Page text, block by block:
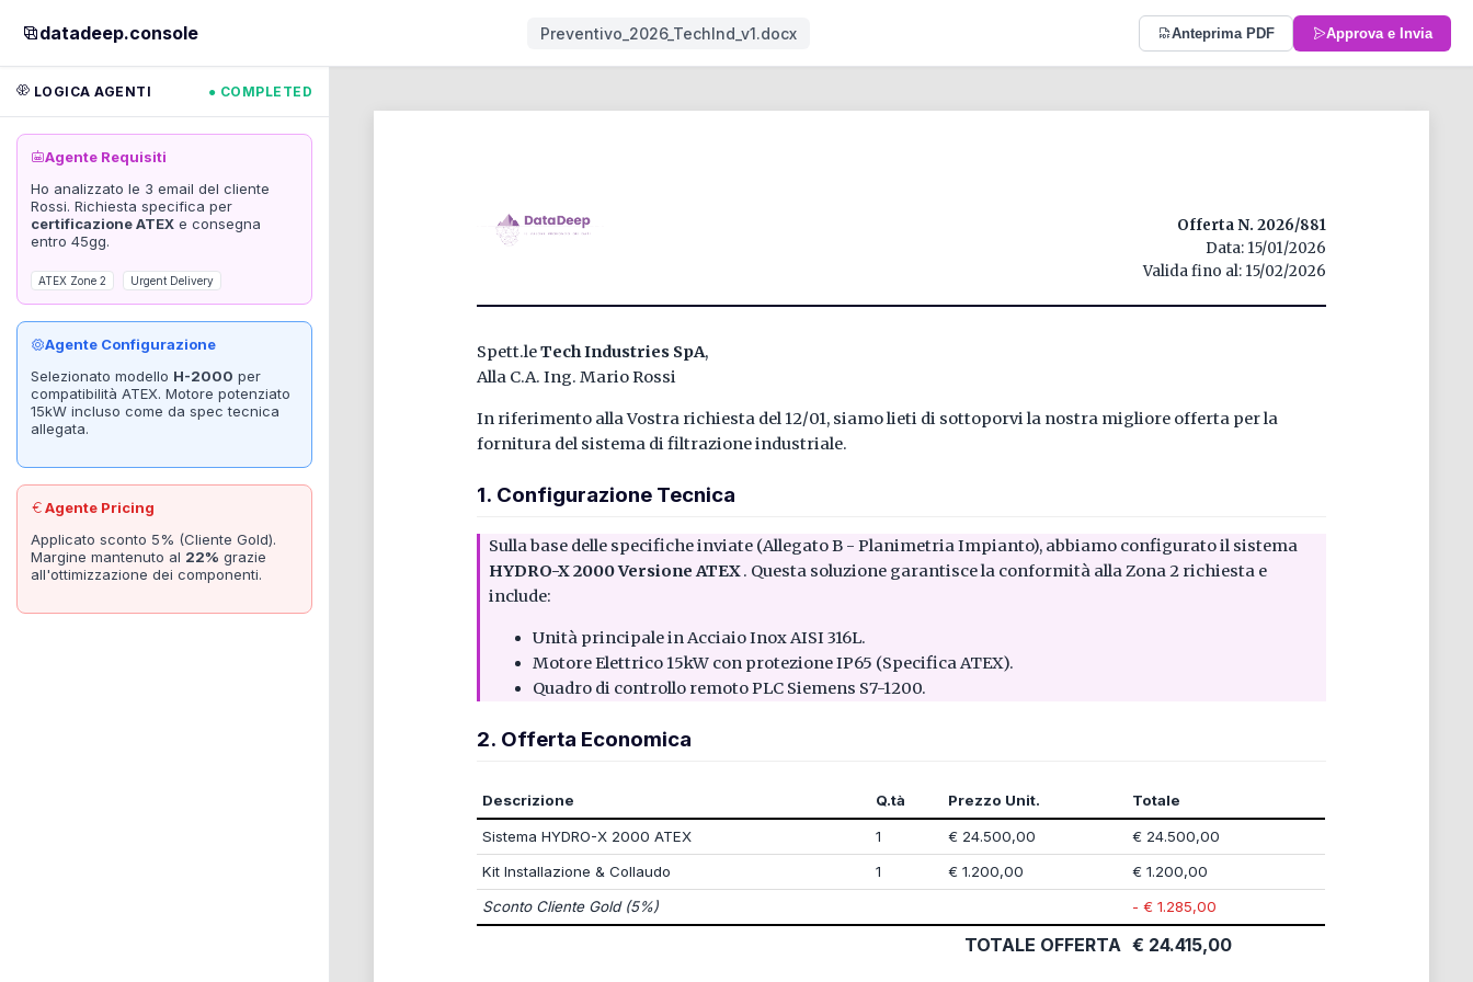
datadeep.console Preventivo_2026_TechInd_v1.docx Anteprima PDF Approva e Invia
LOGICA AGENTI ● COMPLETED
Agente Requisiti
Ho analizzato le 3 email del cliente
Rossi. Richiesta specifica per
certificazione ATEX e consegna
entro 45gg.
ATEX Zone 2 Urgent Delivery
Agente Configurazione
Selezionato modello H-2000 per
compatibilità ATEX. Motore potenziato
15kW incluso come da spec tecnica
allegata.
Agente Pricing
Applicato sconto 5% (Cliente Gold).
Margine mantenuto al 22% grazie
all'ottimizzazione dei componenti.
Offerta N. 2026/881
Data: 15/01/2026
Spett.leTech Industries SpA,
Alla C.A. Ing. Mario Rossi
In riferimento alla Vostra richiesta del 12/01, siamo lieti di sottoporvi la nostra migliore offerta per la
fornitura del sistema di filtrazione industriale.
1. Configurazione Tecnica
HYDRO-X 2000 Versione ATEX. Questa soluzione garantisce la conformità alla Zona 2 richiesta e
include:
Unità principale in Acciaio Inox AISI 316L.
Motore Elettrico 15kW con protezione IP65 (Specifica ATEX).
Quadro di controllo remoto PLC Siemens S7-1200.
2. Offerta Economica
Descrizione Q.tà Prezzo Unit. Totale
Sistema HYDRO-X 2000 ATEX 1 € 24.500,00
€ 24.500,00
Kit Installazione & Collaudo
1 € 1.200,00
€ 1.200,00
Sconto Cliente Gold (5%)
- € 1.285,00
TOTALE OFFERTA € 24.415,00